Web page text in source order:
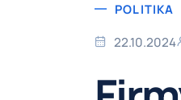
POLITIKA
22.10.2024